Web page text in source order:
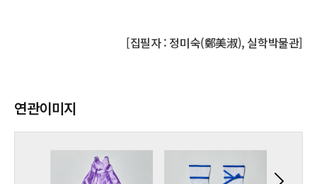
[집필자 : 정미숙(鄭美淑), 실학박물관]
연관이미지